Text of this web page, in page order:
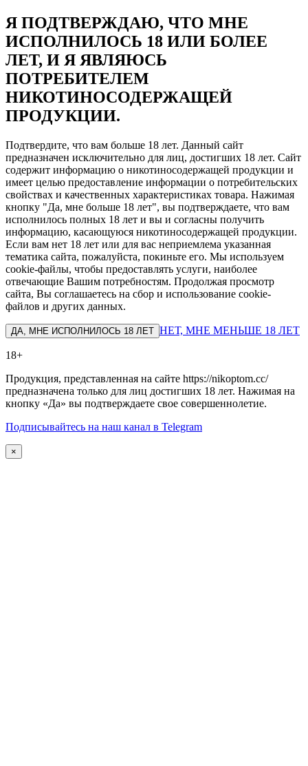
Я ПОДТВЕРЖДАЮ, ЧТО МНЕ
ИСПОЛНИЛОСЬ 18 ИЛИ БОЛЕЕ
ЛЕТ, И Я ЯВЛЯЮСЬ
ПОТРЕБИТЕЛЕМ
НИКОТИНОСОДЕРЖАЩЕЙ
ПРОДУКЦИИ.
Подтвердите, что вам больше 18 лет. Данный сайт
предназначен исключительно для лиц, достигших 18 лет. Сайт
содержит информацию о никотиносодержащей продукции и
имеет целью предоставление информации о потребительских
свойствах и качественных характеристиках товара. Нажимая
кнопку "Да, мне больше 18 лет", вы подтверждаете, что вам
исполнилось полных 18 лет и вы и согласны получить
информацию, касающуюся никотиносодержащей продукции.
Если вам нет 18 лет или для вас неприемлема указанная
тематика сайта, пожалуйста, покиньте его. Мы используем
cookie-файлы, чтобы предоставлять услуги, наиболее
отвечающие Вашим потребностям. Продолжая просмотр
сайта, Вы соглашаетесь на сбор и использование cookie-
файлов и других данных.
ДА, МНЕ ИСПОЛНИЛОСЬ 18 ЛЕТ НЕТ, МНЕ МЕНЬШЕ 18 ЛЕТ
18+
Продукция, представленная на сайте https://nikoptom.cc/
предназначена только для лиц достигших 18 лет. Нажимая на
кнопку «Да» вы подтверждаете свое совершеннолетие.
Подписывайтесь на наш канал в Telegram
×